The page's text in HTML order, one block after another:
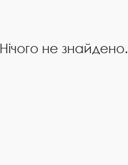
Нічого не знайдено.